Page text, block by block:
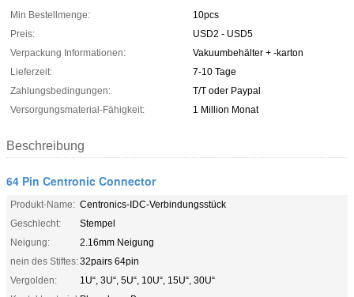
Min Bestellmenge:
10pcs
Preis:
USD2 - USD5
Verpackung Informationen:
Vakuumbehälter + -karton
Lieferzeit:
7-10 Tage
Zahlungsbedingungen:
T/T oder Paypal
Versorgungsmaterial-Fähigkeit:
1 Million Monat
Beschreibung
64 Pin Centronic Connector
Produkt-Name: Centronics-IDC-Verbindungsstück
Geschlecht:
Stempel
Neigung:
2.16mm Neigung
nein des Stiftes:32pairs 64pin
Vergolden:
1U“, 3U“, 5U“, 10U“, 15U“, 30U“